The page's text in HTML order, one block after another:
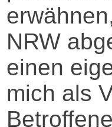
NRW
einen
mich als